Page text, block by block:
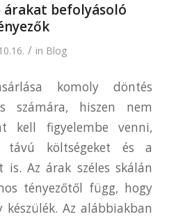
árakat befolyásoló
/ in Blog
komoly döntés
számára, hiszen nem
kell figyelembe venni,
távú költségeket és a
is. Az árak széles skálán
tényezőtől függ, hogy
Az alábbiakban